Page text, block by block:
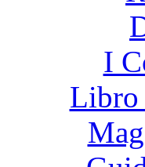
I
Libro